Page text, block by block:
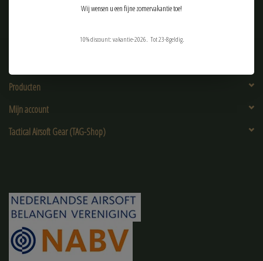
Producten
Mijn account
Tactical Airsoft Gear (TAG-Shop)
Wij wensen u een fijne zomervakantie toe!
10% discount: vakantie-2026. Tot 23-8geldig.